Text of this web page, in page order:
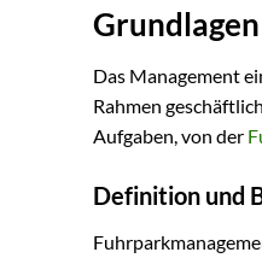
Das Management
Rahmen
Aufgaben, von der
Definition und